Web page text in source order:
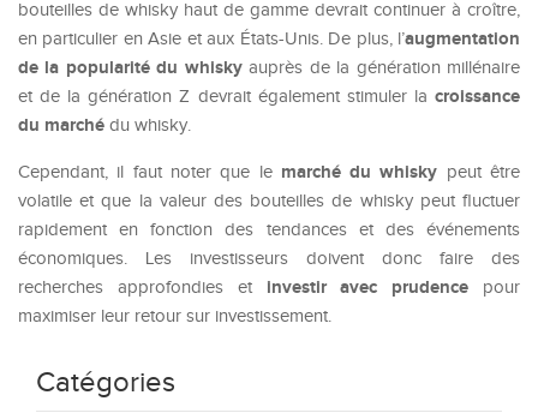
bouteilles de whisky haut de gamme devrait continuer à croître,
en particulier en Asie et aux États-Unis. De plus, l’augmentation
de la popularité du whiskyauprès de la génération millénaire
et de la génération Z devrait également stimuler la croissance
du marché du whisky.
Cependant, il faut noter que le marché du whisky peut être
volatile et que la valeur des bouteilles de whisky peut fluctuer
rapidement en fonction des tendances et des événements
économiques. Les investisseurs doivent donc faire des
recherches approfondies et investir avec prudence pour
maximiser leur retour sur investissement.
Catégories